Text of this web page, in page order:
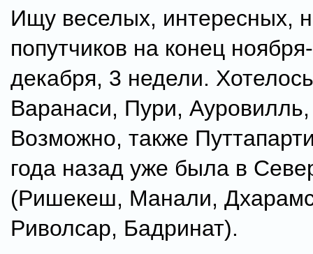
Ищу веселых, интересных,
попутчиков на конец
декабря, 3 недели.
Варанаси, Пури,
Возможно, также
года назад уже была в
(Ришекеш, Манали,
Риволсар, Бадринат).